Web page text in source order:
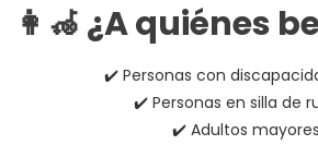
👩‍🦽 ¿A quiénes
✔️ Personas con
✔️ Personas en silla de
✔️ Adultos mayores